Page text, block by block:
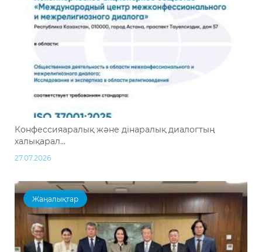
Конфессияаралық және дінаралық диалогтың
халықарал...
27.07.2026
Жаңалықтар